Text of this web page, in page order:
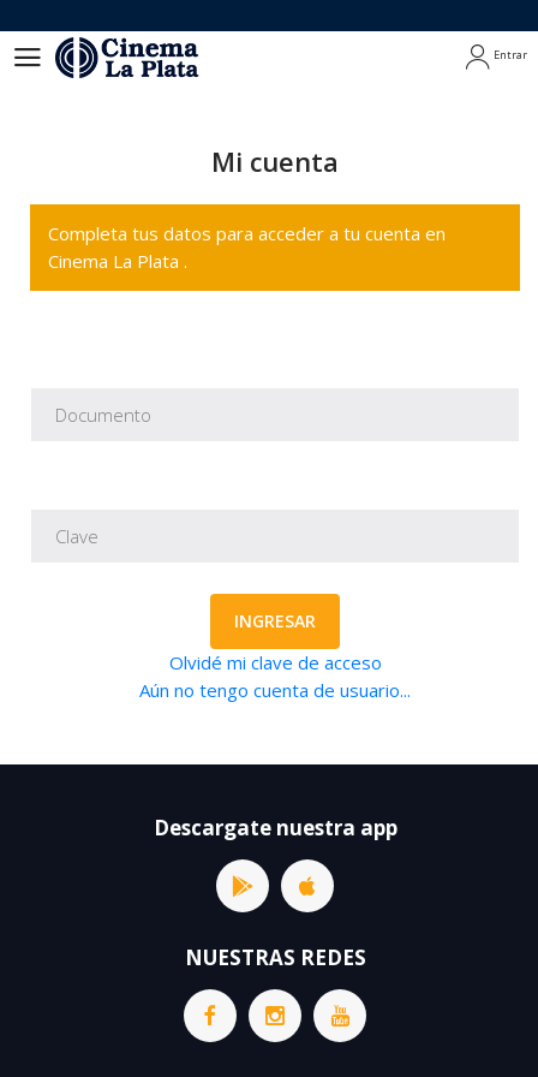
Entrar
Mi cuenta
Completa tus datos para acceder a tu cuenta en
Cinema La Plata .
INGRESAR
Olvidé mi clave de acceso
Aún no tengo cuenta de usuario...
Descargate nuestra app
NUESTRAS REDES